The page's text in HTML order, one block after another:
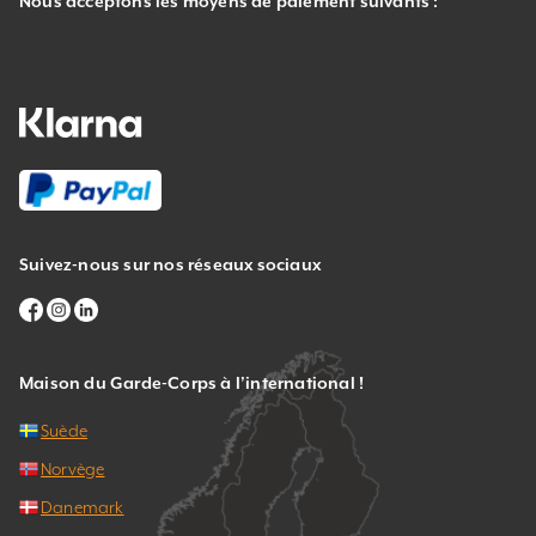
Suivez-nous sur nos réseaux sociaux
Maison du Garde-Corps à l’international !
Suède
Norvège
Danemark